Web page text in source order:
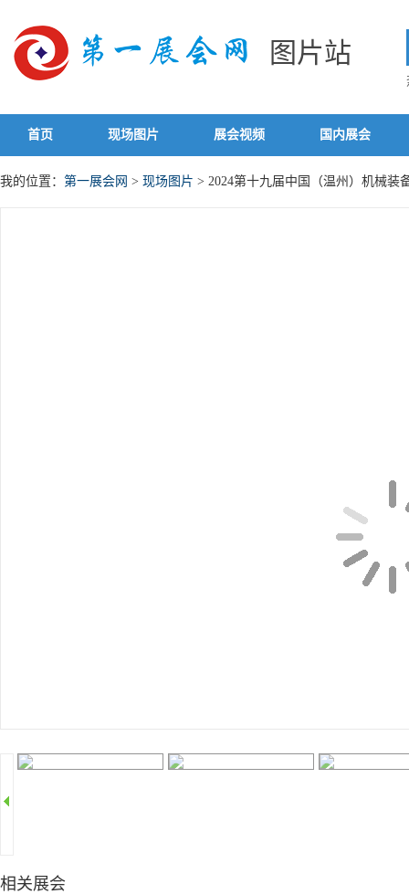
图片站
首页 现场图片 展会视频 国内展会
我的位置： 第一展会网 > 现场图片 > 2024第十九届中国（温州）机械装
相关展会